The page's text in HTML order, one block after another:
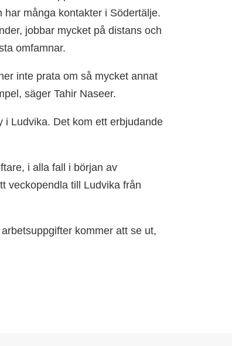
många kontakter i Södertälje.
jobbar mycket på distans och
omfamnar.
inte prata om så mycket annat
säger Tahir Naseer.
i Ludvika. Det kom ett erbjudande
i alla fall i början av
veckopendla till Ludvika från
kommer att se ut,